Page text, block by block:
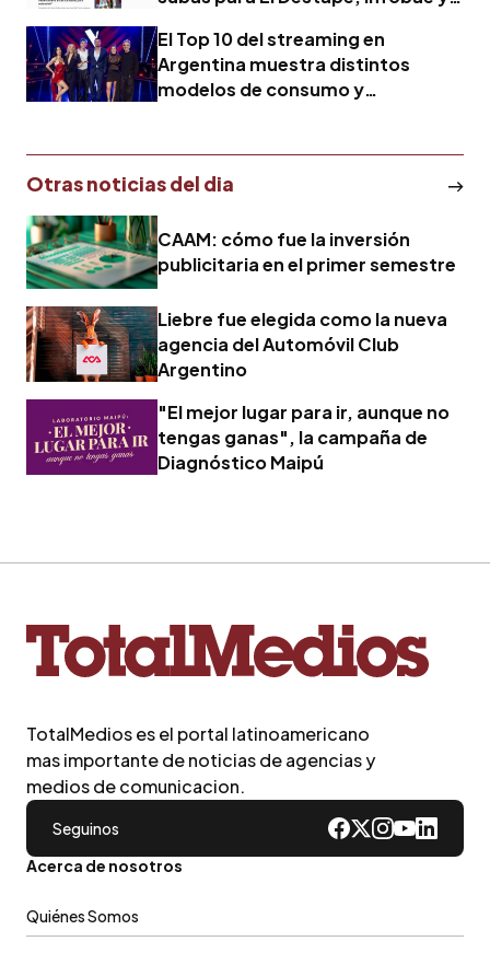
El Top 10 del streaming en
Argentina muestra distintos
modelos de consumo y
Otras noticias del dia
CAAM: cómo fue la inversión
publicitaria en el primer semestre
Liebre fue elegida como la nueva
agencia del Automóvil Club
Argentino
"El mejor lugar para ir, aunque no
tengas ganas", la campaña de
Diagnóstico Maipú
TotalMedios es el portal latinoamericano
mas importante de noticias de agencias y
medios de comunicacion.
Seguinos
Acerca de nosotros
Quiénes Somos